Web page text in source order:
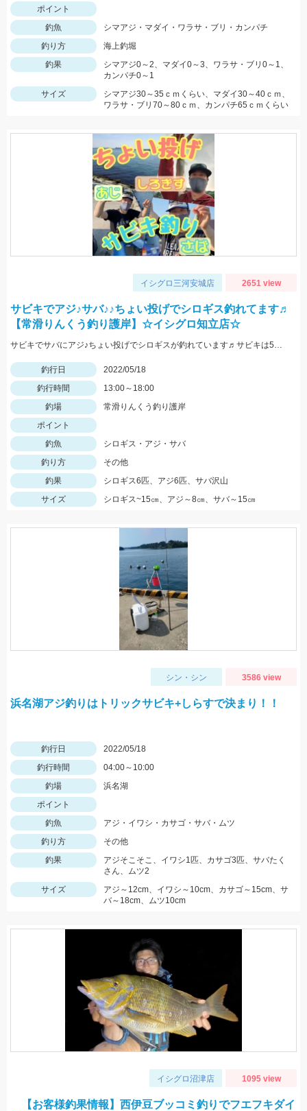
ポイント
釣魚
シマアジ・マダイ・ワラサ・ブリ・カンパチ
釣り方
海上釣堀
釣果
シマアジ0～2、マダイ0～3、ワラサ・ブリ0～1、
カンパチ0～1
サイズ
シマアジ30～35ｃｍくらい、マダイ30～40ｃｍ、
ワラサ・ブリ70～80ｃｍ、カンパチ65ｃｍくらい
イシグロ三河安城店 2651 view
サビキでアジ♪サバ♪♪ちょい投げでシロギス釣れてます♬
【常滑りんくう釣り護岸】☆イシグロ知立店☆
サビキでサバにアジ♪ちょい投げでシロギスが釣れています♬サビキは5号前後の針がオススメです☆
釣行日
2022/05/18
釣行時間
13:00～18:00
釣場
常滑りんくう釣り護岸
ポイント
釣魚
シロギス・アジ・サバ
釣り方
その他
釣果
シロギス6匹、アジ6匹、サバ沢山
サイズ
シロギス~15㎝、アジ～8㎝、サバ～15㎝
シン・シン 3586 view
浜名湖アジ釣りはトリックサビキ+しらすで決まり！！
釣行日
2022/05/18
釣行時間
04:00～10:00
釣場
浜名湖
ポイント
釣魚
アジ・イワシ・カサゴ・サバ・ムツ
釣り方
その他
釣果
アジそこそこ、イワシ1匹、カサゴ3匹、サバたく
さん、ムツ2
サイズ
アジ～12cm、イワシ～10cm、カサゴ～15cm、サ
バ～18cm、ムツ10cm
イシグロ沼津店 1095 view
【お客様釣果情報】西伊豆ブッコミ釣りでフエフキダイ